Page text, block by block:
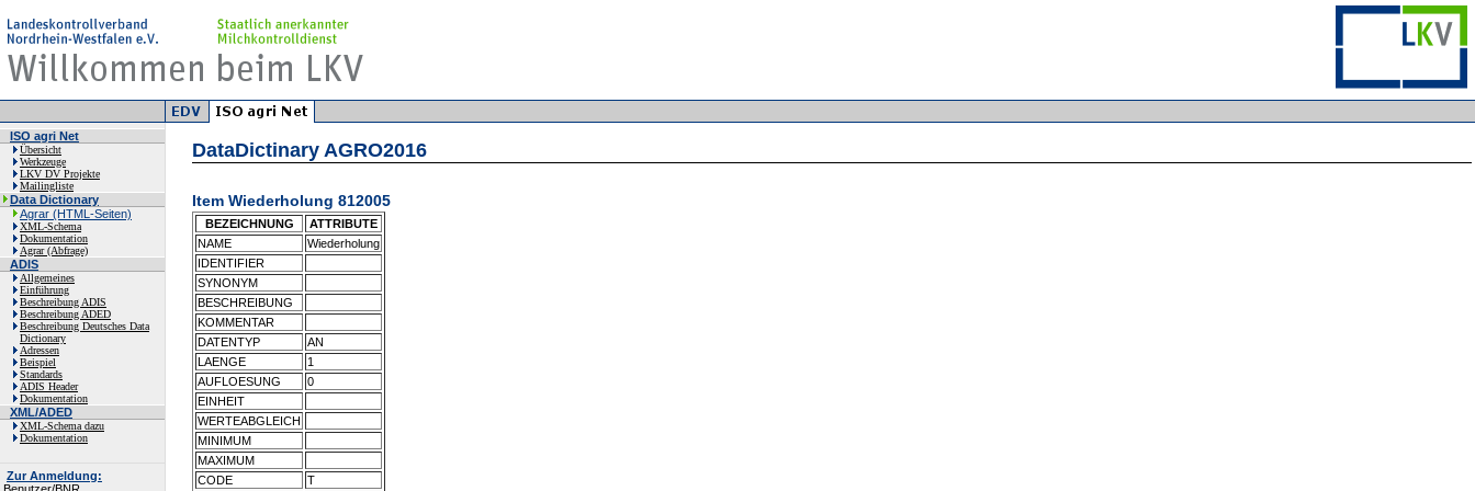
ISO agri Net
Übersicht
Werkzeuge
LKV DV Projekte
Mailingliste
Data Dictionary
Agrar (HTML-Seiten)
XML-Schema
Dokumentation
Agrar (Abfrage)
ADIS
Allgemeines
Einführung
Beschreibung ADIS
Beschreibung ADED
Beschreibung Deutsches Data
Dictionary
Adressen
Beispiel
Standards
ADIS Header
Dokumentation
XML/ADED
XML-Schema dazu
Dokumentation
Zur Anmeldung:
DataDictinary AGRO2016
Item Wiederholung 812005
BEZEICHNUNG
ATTRIBUTE
NAME
Wiederholung
IDENTIFIER
SYNONYM
BESCHREIBUNG
KOMMENTAR
DATENTYP
AN
LAENGE
1
AUFLOESUNG
0
EINHEIT
WERTEABGLEICH
MINIMUM
MAXIMUM
CODE
T